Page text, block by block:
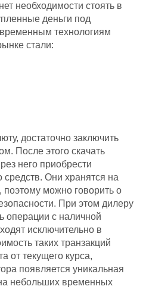
необходимости стоять в
деньги под
технологиям
стали:
достаточно заключить
После этого скачать
него приобрести
средств. Они хранятся на
поэтому можно говорить о
При этом дилеру
операции с наличной
исключительно в
таких транзакций
от текущего курса,
появляется уникальная
небольших временных